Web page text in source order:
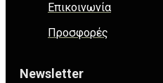
Επικοινωνία
Προσφορές
Newsletter